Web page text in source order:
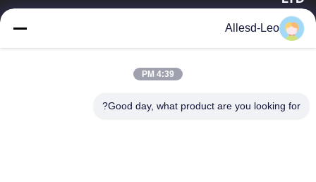
16 عامًا من الخبرة ، بصفتنا مصنعًا ومصدرًا رائدًا لمنتجات البيئة والتنمية
المستدامة وغرف الأبحاث ، فإننا نقدم مجموعة كاملة من معدات
الصفحة الرئيسية
منتجات
Allesd-Leo
4:39 PM
Good day, what product are you looking for?